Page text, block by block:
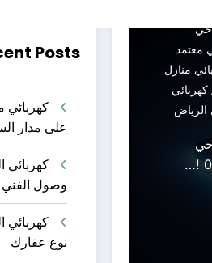
حي
معتمد
منازل
كهربائي
الرياض
Posts
كهربائي
على مدار
وصول الفني
نوع عقارك